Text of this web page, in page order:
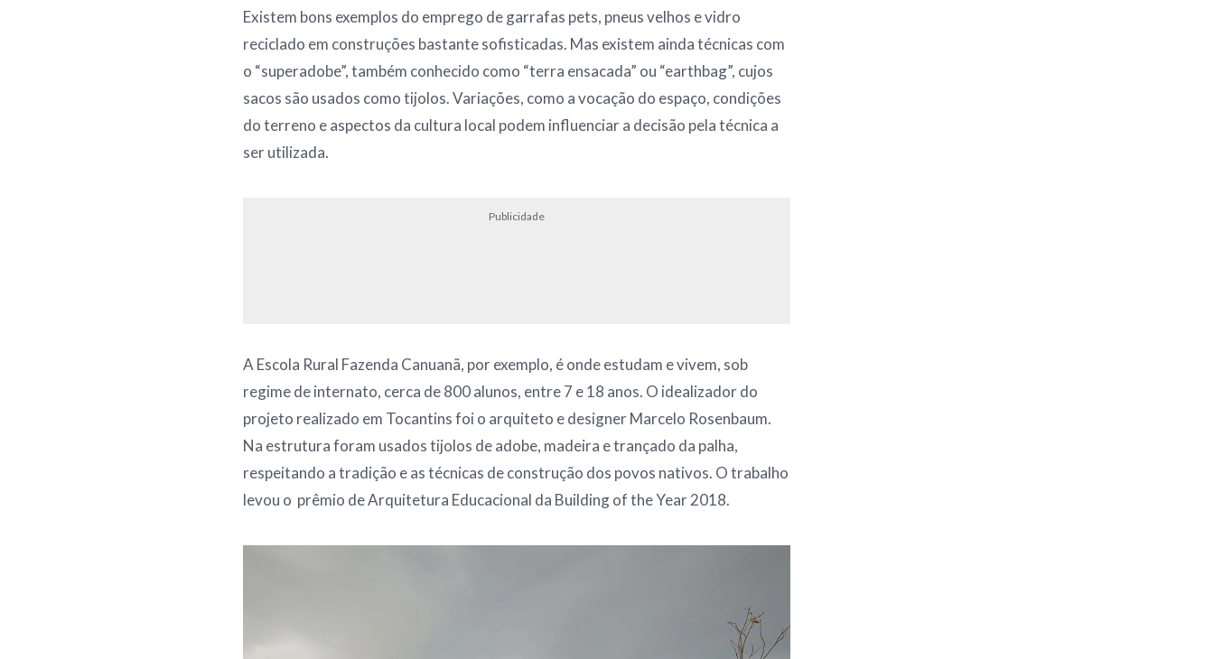
Existem bons exemplos do emprego de garrafas pets, pneus velhos e vidro
reciclado em construções bastante sofisticadas. Mas existem ainda técnicas com
o “superadobe”, também conhecido como “terra ensacada” ou “earthbag”, cujos
sacos são usados como tijolos. Variações, como a vocação do espaço, condições
do terreno e aspectos da cultura local podem influenciar a decisão pela técnica a
ser utilizada.
Publicidade
A Escola Rural Fazenda Canuanã, por exemplo, é onde estudam e vivem, sob
regime de internato, cerca de 800 alunos, entre 7 e 18 anos. O idealizador do
projeto realizado em Tocantins foi o arquiteto e designer Marcelo Rosenbaum.
Na estrutura foram usados tijolos de adobe, madeira e trançado da palha,
respeitando a tradição e as técnicas de construção dos povos nativos. O trabalho
levou o prêmio de Arquitetura Educacional da Building of the Year 2018.